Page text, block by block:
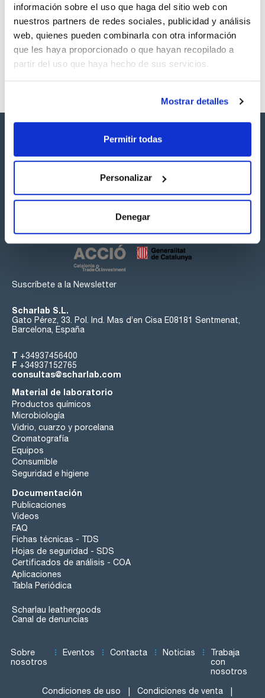
información sobre el uso que haga del sitio web con
nuestros partners de redes sociales, publicidad y análisis
web, quienes pueden combinarla con otra información
que les haya proporcionado o que hayan recopilado a
partir del uso que haya hecho de sus servicios.
Mostrar detalles
Permitir todas
Personalizar
Denegar
Los productos marcados con esta imagen son
listos para una entrega inmediata.
Suscríbete a la Newsletter
Scharlab S.L.
Gato Pérez, 33. Pol. Ind. Mas d’en Cisa E08181 Sentmenat,
Barcelona, España
T +34937456400
F +34937152765
consultas@scharlab.com
Material de laboratorio
Productos químicos
Microbiología
Vidrio, cuarzo y porcelana
Cromatografía
Equipos
Consumible
Seguridad e higiene
Documentación
Publicaciones
Videos
FAQ
Fichas técnicas - TDS
Hojas de seguridad - SDS
Certificados de análisis - COA
Aplicaciones
Tabla Periódica
Scharlau leathergoods
Canal de denuncias
Sobre
nosotros
Eventos Contacta Noticias
Trabaja
con
nosotros
Condiciones de uso Condiciones de venta